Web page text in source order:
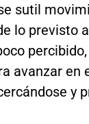
sutil
lo previsto
avanzar en
y